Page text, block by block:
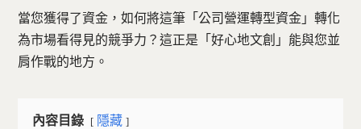
當您獲得了資金，如何將這筆「公司營運轉型資金」轉化
為市場看得見的競爭力？這正是「好心地文創」能與您並
肩作戰的地方。
內容目錄 隱藏